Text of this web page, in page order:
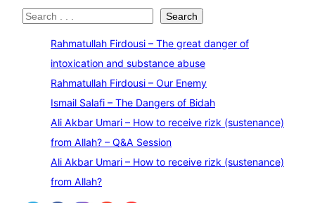
S
Search
Rahmatullah Firdousi – The great danger of
intoxication and substance abuse
Rahmatullah Firdousi – Our Enemy
Ismail Salafi – The Dangers of Bidah
Ali Akbar Umari – How to receive rizk (sustenance)
from Allah? – Q&A Session
Ali Akbar Umari – How to receive rizk (sustenance)
from Allah?